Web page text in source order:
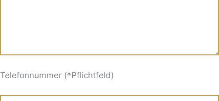
Telefonnummer (*Pflichtfeld)